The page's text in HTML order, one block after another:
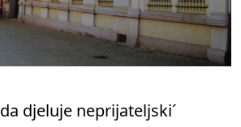
djeluje neprijateljski´